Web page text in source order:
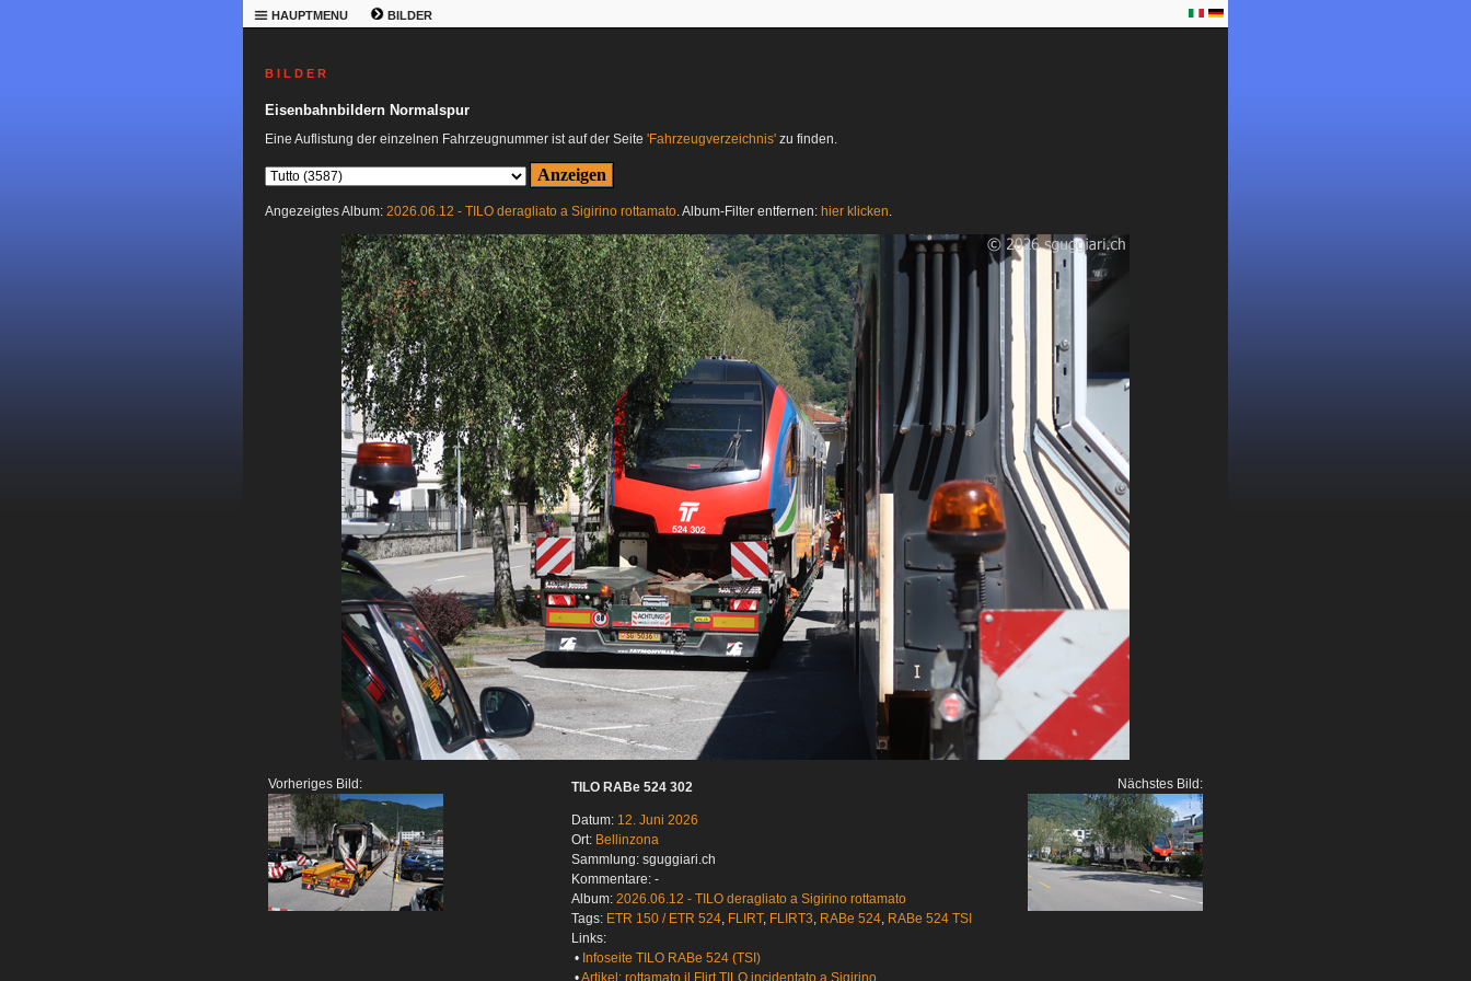
HAUPTMENU BILDER
B I L D E R
Eisenbahnbildern Normalspur
Eine Auflistung der einzelnen Fahrzeugnummer ist auf der Seite 'Fahrzeugverzeichnis' zu finden.
Angezeigtes Album: 2026.06.12 - TILO deragliato a Sigirino rottamato. Album-Filter entfernen: hier klicken.
Vorheriges Bild: TILO RABe 524 302
Datum: 12. Juni 2026
Ort: Bellinzona
Sammlung: sguggiari.ch
Kommentare: -
Album: 2026.06.12 - TILO deragliato a Sigirino rottamato
Tags: ETR 150 / ETR 524, FLIRT, FLIRT3, RABe 524, RABe 524 TSI
Links:
• Infoseite TILO RABe 524 (TSI)
Nächstes Bild: